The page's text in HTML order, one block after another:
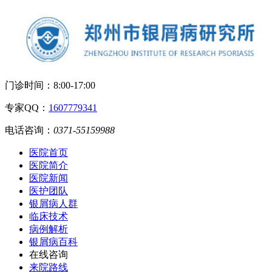
门诊时间： 8:00-17:00
专家QQ： 1607779341
电话咨询： 0371-55159988
医院首页
医院简介
医院新闻
医护团队
银屑病人群
临床技术
病例解析
银屑病百科
在线咨询
来院路线